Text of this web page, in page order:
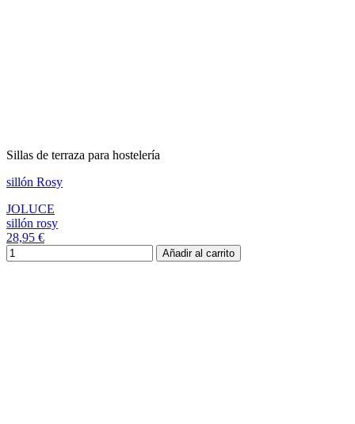
Sillas de terraza para hostelería
sillón Rosy
JOLUCE
sillón rosy
28,95 €
Añadir al carrito